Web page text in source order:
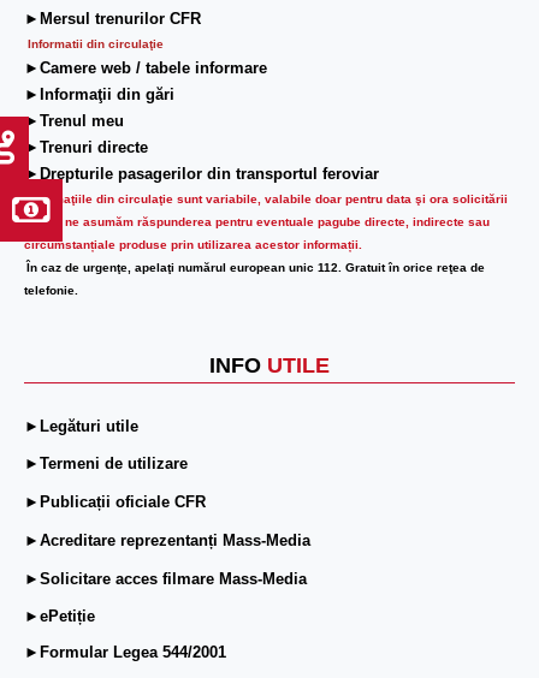
►Mersul trenurilor CFR
Informatii din circulaţie
►Camere web / tabele informare
►Informaţii din gări
►Trenul meu
►Trenuri directe
►Drepturile pasagerilor din transportul feroviar
Informaţiile din circulaţie sunt variabile, valabile doar pentru data şi ora solicitării
lor.Nu ne asumăm răspunderea pentru eventuale pagube directe, indirecte sau
circumstanțiale produse prin utilizarea acestor informații.
În caz de urgenţe, apelaţi numărul european unic 112. Gratuit în orice reţea de
telefonie.
INFO UTILE
►Legături utile
►Termeni de utilizare
►Publicații oficiale CFR
►Acreditare reprezentanți Mass-Media
►Solicitare acces filmare Mass-Media
►ePetiție
►Formular Legea 544/2001